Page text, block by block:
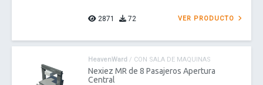
2871 72 VER PRODUCTO
HeavenWard / CON SALA DE MAQUINAS
Nexiez MR de 8 Pasajeros Apertura
Central